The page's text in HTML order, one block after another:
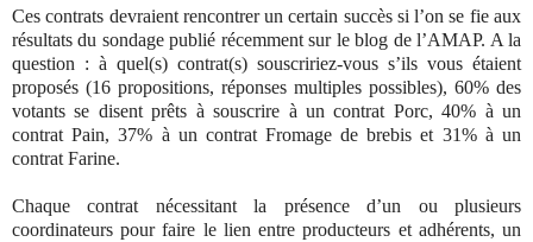
Ces contrats devraient rencontrer un certain succès si l’on se fie aux
résultats du sondage publié récemment sur le blog de l’AMAP. A la
question : à quel(s) contrat(s) souscririez-vous s’ils vous étaient
proposés (16 propositions, réponses multiples possibles), 60% des
votants se disent prêts à souscrire à un contrat Porc, 40% à un
contrat Pain, 37% à un contrat Fromage de brebis et 31% à un
contrat Farine.
Chaque contrat nécessitant la présence d’un ou plusieurs
coordinateurs pour faire le lien entre producteurs et adhérents, un